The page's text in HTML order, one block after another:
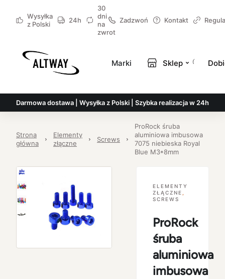
Wysyłka
z Polski
24h
30
dni
na
zwrot
Zadzwoń Kontakt
Marki Sklep
Darmowa dostawa | Wysyłka z Polski | Szybka realizacja w 24h
Strona
główna
Elementy
złączne
Screws
ProRock śruba
aluminiowa imbusowa
7075 niebieska Royal
Blue M3*8mm
ELEMENTY
ZŁĄCZNE
SCREWS
ProRock
śruba
aluminiowa
imbusowa